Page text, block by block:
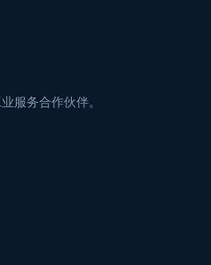
服务合作伙伴。